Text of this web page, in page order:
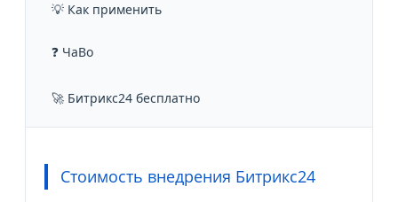
💡 Как применить
❓ ЧаВо
🚀 Битрикс24 бесплатно
Стоимость внедрения Битрикс24